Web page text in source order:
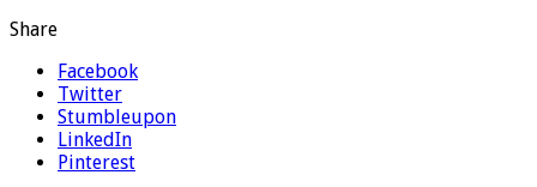
Share
Facebook
Twitter
Stumbleupon
LinkedIn
Pinterest